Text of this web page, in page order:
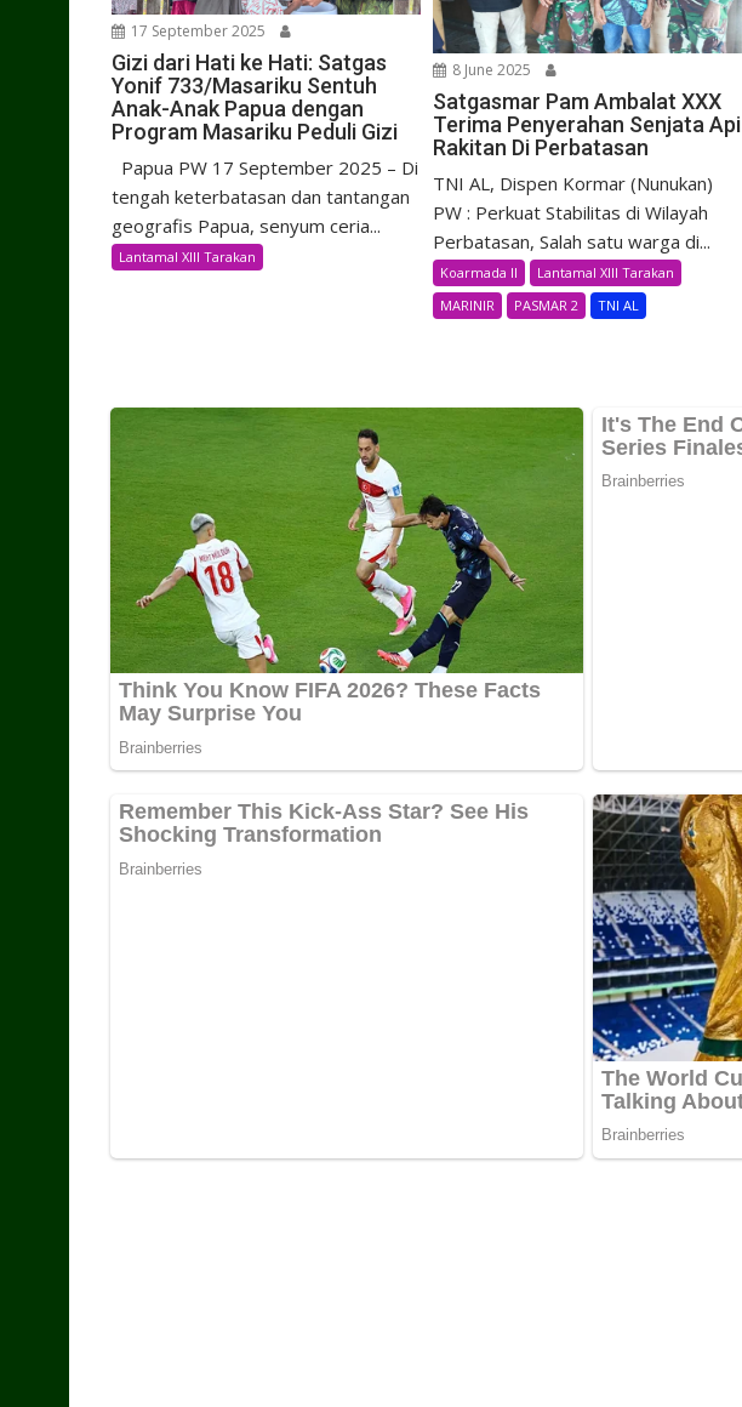
17 September 2025
Gizi dari Hati ke Hati: Satgas
Yonif 733/Masariku Sentuh
Anak-Anak Papua dengan
Program Masariku Peduli Gizi
Papua PW 17 September 2025 – Di
tengah keterbatasan dan tantangan
geografis Papua, senyum ceria...
Lantamal XIII Tarakan
8 June 2025
Satgasmar Pam Ambalat XXX
Terima Penyerahan Senjata Api
Rakitan Di Perbatasan
TNI AL, Dispen Kormar (Nunukan)
PW : Perkuat Stabilitas di Wilayah
Perbatasan, Salah satu warga di...
Koarmada II
Lantamal XIII Tarakan
MARINIR
PASMAR 2 TNI AL